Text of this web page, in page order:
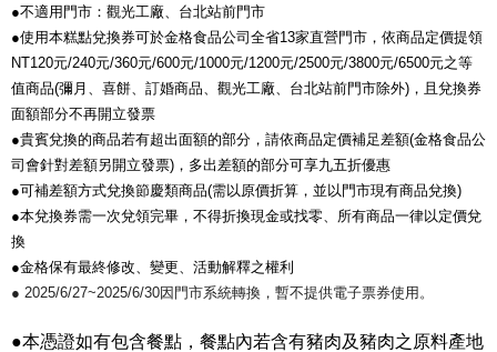
●不適用門市：觀光工廠、台北站前門市
●使用本糕點兌換券可於金格食品公司全省13家直營門市，依商品定價提領
NT120元/240元/360元/600元/1000元/1200元/2500元/3800元/6500元之等
值商品(彌月、喜餅、訂婚商品、觀光工廠、台北站前門市除外)，且兌換券
面額部分不再開立發票
●貴賓兌換的商品若有超出面額的部分，請依商品定價補足差額(金格食品公
司會針對差額另開立發票)，多出差額的部分可享九五折優惠
●可補差額方式兌換節慶類商品(需以原價折算，並以門市現有商品兌換)
●本兌換券需一次兌領完畢，不得折換現金或找零、所有商品一律以定價兌
換
●金格保有最終修改、變更、活動解釋之權利
● 2025/6/27~2025/6/30因門市系統轉換，暫不提供電子票券使用。
●本憑證如有包含餐點，餐點內若含有豬肉及豬肉之原料產地